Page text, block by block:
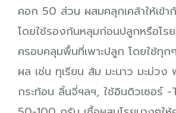
คอก 50 ส่วน ผสมคลุกเคล้าให้เข้า
โดยใช้รองก้นหลุมก่อนปลูกหรือโร
ครอบคลุมพื้นที่เพาะปลูก โดยใช้ทุก
ผล เช่น ทุเรียน ส้ม มะนาว มะม่วง
กระท้อน ลิ้นจี่ฯลฯ, ใช้อินดิวเซอร์